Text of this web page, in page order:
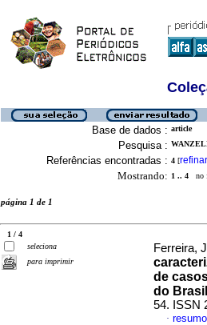
Base de dados : article
Pesquisa :
Referências encontradas : 4 [refinar
Mostrando: 1 .. 4 no
página 1 de 1
1 / 4
seleciona
para imprimir
Ferreira,
de
do Brasil
54. ISSN
·